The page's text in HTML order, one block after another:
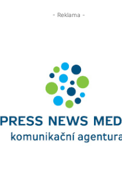
- Reklama -